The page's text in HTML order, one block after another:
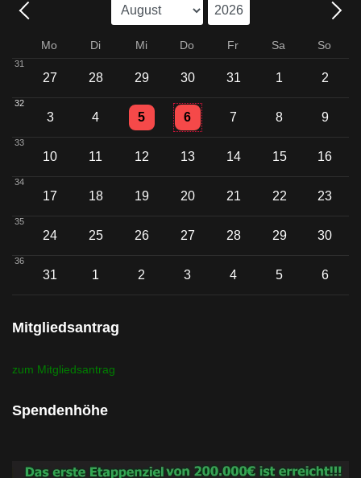
Mo Di Mi Do Fr Sa So
31
27 28 29 30 31 1 2
32
3 4 5
Einzelne Veranstaltung
6
Einzelne Veranstaltung
7 8 9
33
10 11 12 13 14 15 16
34
17 18 19 20 21 22 23
35
24 25 26 27 28 29 30
36
31 1 2 3 4 5 6
Mitgliedsantrag
zum Mitgliedsantrag
Spendenhöhe